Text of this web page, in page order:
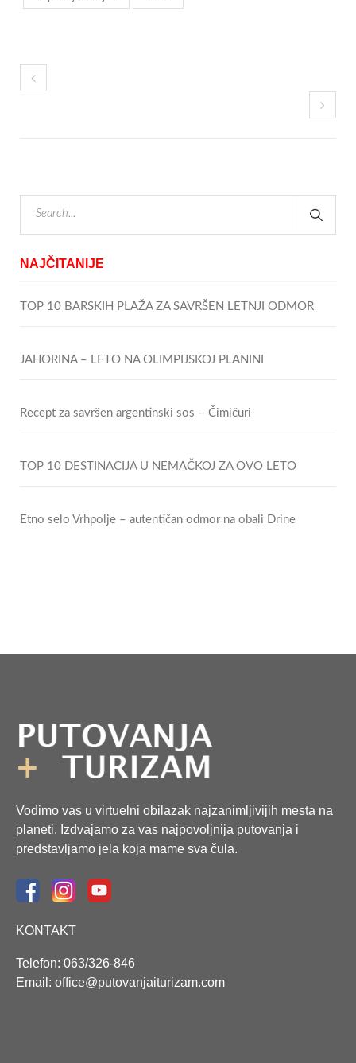
NAJČITANIJE
TOP 10 BARSKIH PLAŽA ZA SAVRŠEN LETNJI ODMOR
JAHORINA – LETO NA OLIMPIJSKOJ PLANINI
Recept za savršen argentinski sos – Čimičuri
TOP 10 DESTINACIJA U NEMAČKOJ ZA OVO LETO
Etno selo Vrhpolje – autentičan odmor na obali Drine
Vodimo vas u virtuelni obilazak najzanimljivijih mesta na
planeti. Izdvajamo za vas najpovoljnija putovanja i
predstavljamo jela koja mame sva čula.
KONTAKT
Telefon: 063/326-846
Email: office@putovanjaiturizam.com